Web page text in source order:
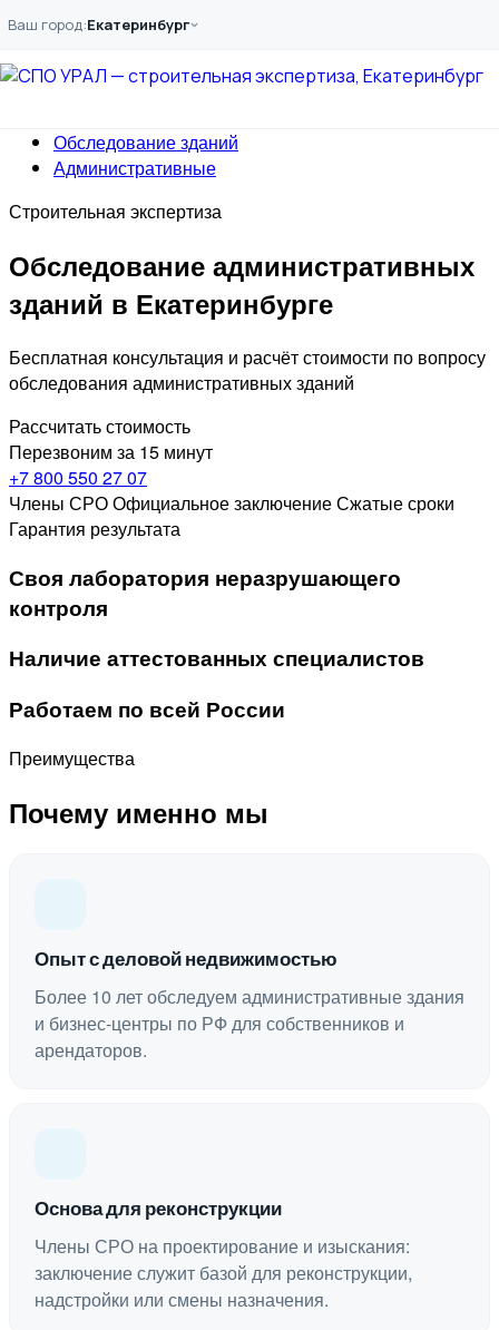
Перейти к основному содержанию
Ваш город:Екатеринбург
Главная
Услуги
Обследование зданий
Административные
Строительная экспертиза
Обследование административных
зданий в Екатеринбурге
Бесплатная консультация и расчёт стоимости по вопросу
обследования административных зданий
Рассчитать стоимость
Перезвоним за 15 минут
+7 800 550 27 07
Члены СРООфициальное заключениеСжатые сроки
Гарантия результата
Своя лаборатория неразрушающего
контроля
Наличие аттестованных специалистов
Работаем по всей России
Преимущества
Почему именно мы
Опыт с деловой недвижимостью
Более 10 лет обследуем административные здания
и бизнес-центры по РФ для собственников и
арендаторов.
Основа для реконструкции
Члены СРО на проектирование и изыскания:
заключение служит базой для реконструкции,
надстройки или смены назначения.